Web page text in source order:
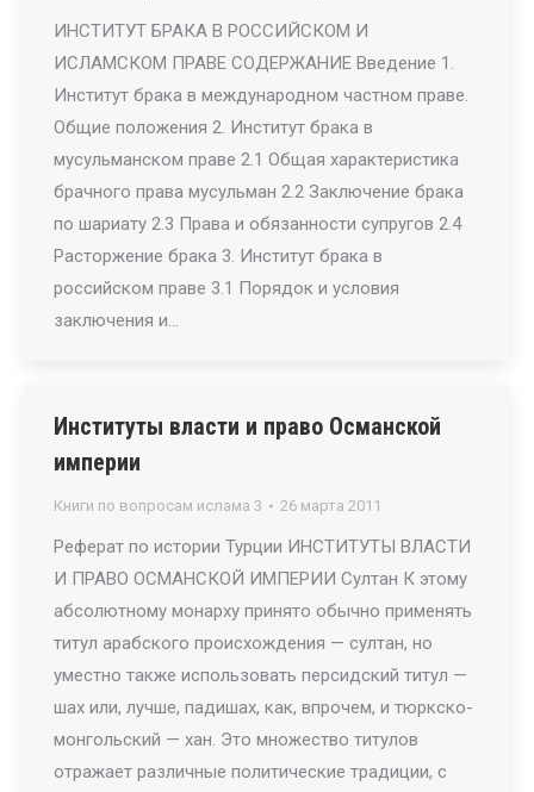
ИНСТИТУТ БРАКА В РОССИЙСКОМ И
ИСЛАМСКОМ ПРАВЕ СОДЕРЖАНИЕ Введение 1.
Институт брака в международном частном праве.
Общие положения 2. Институт брака в
мусульманском праве 2.1 Общая характеристика
брачного права мусульман 2.2 Заключение брака
по шариату 2.3 Права и обязанности супругов 2.4
Расторжение брака 3. Институт брака в
российском праве 3.1 Порядок и условия
заключения и…
Институты власти и право Османской
империи
Книги по вопросам ислама 3 26 марта 2011
Реферат по истории Турции ИНСТИТУТЫ ВЛАСТИ
И ПРАВО ОСМАНСКОЙ ИМПЕРИИ Султан К этому
абсолютному монарху принято обычно применять
титул арабского происхождения — султан, но
уместно также использовать персидский титул —
шах или, лучше, падишах, как, впрочем, и тюркско-
монгольский — хан. Это множество титулов
отражает различные политические традиции, с